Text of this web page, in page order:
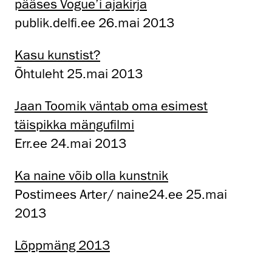
pääses Vogue’i ajakirja
publik.delfi.ee 26.mai 2013
Kasu kunstist?
Õhtuleht 25.mai 2013
Jaan Toomik väntab oma esimest
täispikka mängufilmi
Err.ee 24.mai 2013
Ka naine võib olla kunstnik
Postimees Arter/ naine24.ee 25.mai
2013
Lõppmäng 2013